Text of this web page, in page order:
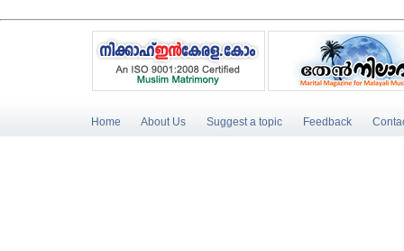
Home About Us Suggest a topic Feedback